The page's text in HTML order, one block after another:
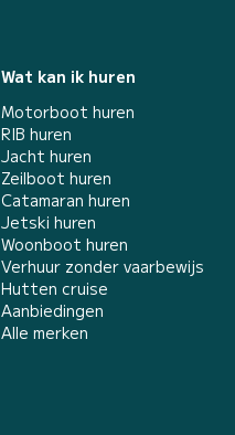
Wat kan ik huren
Motorboot huren
RIB huren
Jacht huren
Zeilboot huren
Catamaran huren
Jetski huren
Woonboot huren
Verhuur zonder vaarbewijs
Hutten cruise
Aanbiedingen
Alle merken